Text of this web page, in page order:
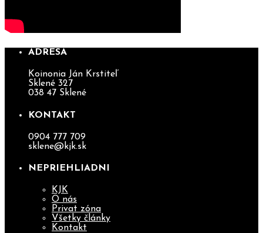
ADRESA
Koinonia Ján Krstiteľ
Sklené 327
038 47 Sklené
KONTAKT
0904 777 709
sklene@kjk.sk
NEPRIEHLIADNI
KJK
O nás
Privat zóna
Všetky články
Kontakt